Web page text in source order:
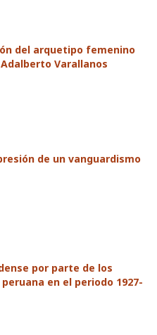
del arquetipo femenino
Varallanos
de un vanguardismo
por parte de los
en el periodo 1927-